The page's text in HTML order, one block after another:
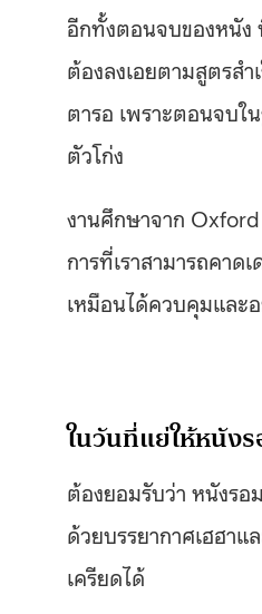
อีกทั้งตอนจบของหนัง
ต้องลงเอยตามสูตรส
ตารอ เพราะตอนจบ
ตัวโก่ง
งานศึกษาจาก
การที่เราสามารถคาด
เหมือนได้ควบคุมและ
ในวันที่แย่ให้หนังร
ต้องยอมรับว่า หนังรอ
ด้วยบรรยากาศเฮฮา
เครียดได้